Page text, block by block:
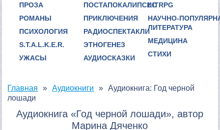
ПРОЗА
РОМАНЫ
ПСИХОЛОГИЯ
S.T.A.L.K.E.R.
УЖАСЫ
ПОСТАПОКАЛИПСИС
ПРИКЛЮЧЕНИЯ
РАДИОСПЕКТАКЛИ
ЭТНОГЕНЕЗ
АУДИОСКАЗКИ
LITRPG
НАУЧНО-
ЛИТЕРАТУРА
МЕДИЦИНА
СТИХИ
Главная Аудиокниги
Аудиокнига: Год черной
лошади
Аудиокнига «Год черной лошади», автор
Марина Дяченко